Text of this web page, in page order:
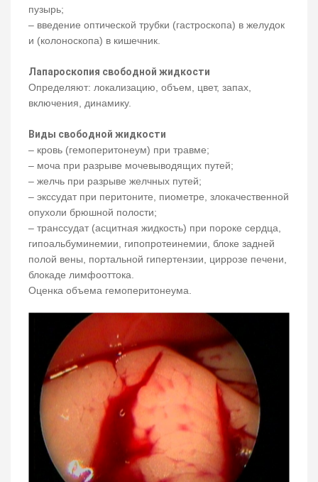
пузырь;
– введение оптической трубки (гастроскопа) в желудок
и (колоноскопа) в кишечник.
Лапароскопия свободной жидкости
Определяют: локализацию, объем, цвет, запах,
включения, динамику.
Виды свободной жидкости
– кровь (гемоперитонеум) при травме;
– моча при разрыве мочевыводящих путей;
– желчь при разрыве желчных путей;
– экссудат при перитоните, пиометре, злокачественной
опухоли брюшной полости;
– транссудат (асцитная жидкость) при пороке сердца,
гипоальбуминемии, гипопротеинемии, блоке задней
полой вены, портальной гипертензии, циррозе печени,
блокаде лимфооттока.
Оценка объема гемоперитонеума.